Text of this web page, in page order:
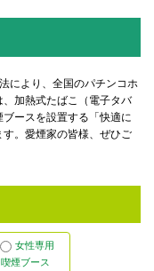
により、全国のパチンコホ
加熱式たばこ（電子タバ
ースを設置する「快適に
。愛煙家の皆様、ぜひご
女性専用
喫煙ブース